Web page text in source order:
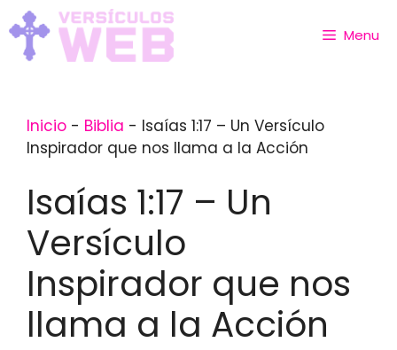
Skip
to
content
Menu
Inicio - Biblia - Isaías 1:17 – Un Versículo
Inspirador que nos llama a la Acción
Isaías 1:17 – Un
Versículo
Inspirador que nos
llama a la Acción